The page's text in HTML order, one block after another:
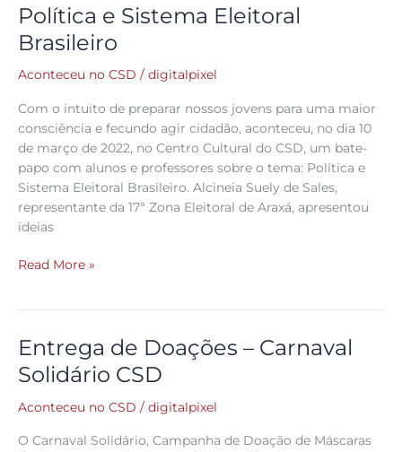
Política e Sistema Eleitoral
Brasileiro
Aconteceu no CSD / digitalpixel
Com o intuito de preparar nossos jovens para uma maior
consciência e fecundo agir cidadão, aconteceu, no dia 10
de março de 2022, no Centro Cultural do CSD, um bate-
papo com alunos e professores sobre o tema: Política e
Sistema Eleitoral Brasileiro. Alcineia Suely de Sales,
representante da 17ª Zona Eleitoral de Araxá, apresentou
ideias
Política
Sistema
Eleitoral
Read More »
Entrega de Doações – Carnaval
Solidário CSD
Aconteceu no CSD / digitalpixel
O Carnaval Solidário, Campanha de Doação de Máscaras
Entrega
Doações
–
Solidário